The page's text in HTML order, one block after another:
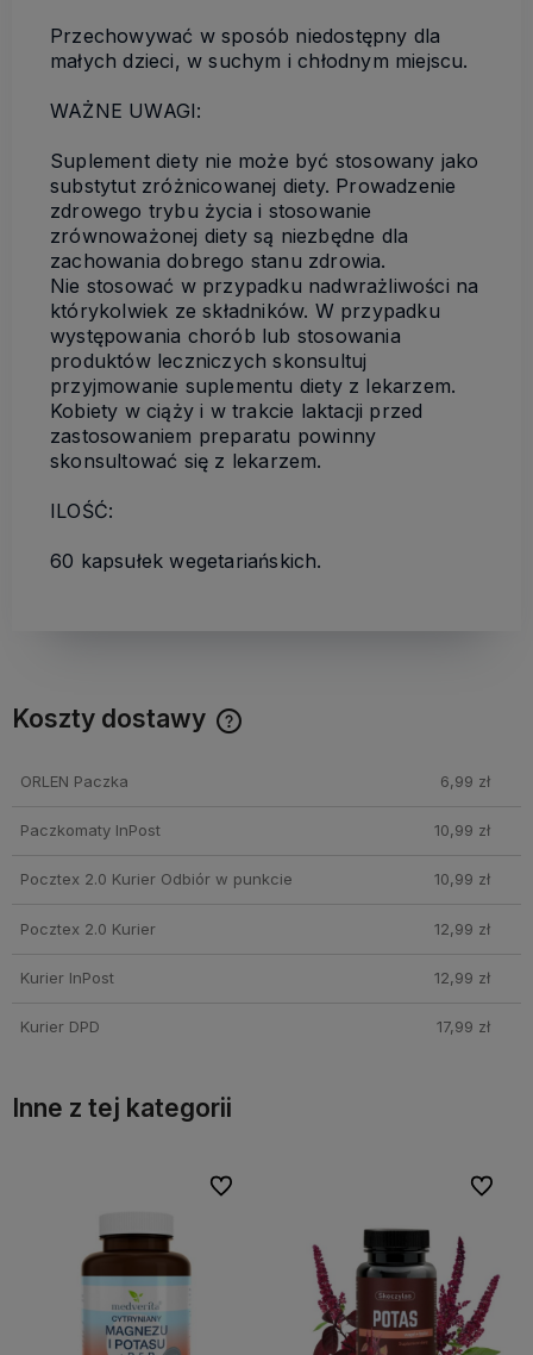
Przechowywać w sposób niedostępny dla
małych dzieci, w suchym i chłodnym miejscu.
WAŻNE UWAGI:
Suplement diety nie może być stosowany jako
substytut zróżnicowanej diety. Prowadzenie
zdrowego trybu życia i stosowanie
zrównoważonej diety są niezbędne dla
zachowania dobrego stanu zdrowia.
Nie stosować w przypadku nadwrażliwości na
którykolwiek ze składników. W przypadku
występowania chorób lub stosowania
produktów leczniczych skonsultuj
przyjmowanie suplementu diety z lekarzem.
Kobiety w ciąży i w trakcie laktacji przed
zastosowaniem preparatu powinny
skonsultować się z lekarzem.
ILOŚĆ:
60 kapsułek wegetariańskich.
Koszty dostawy
ORLEN Paczka 6,99 zł
Paczkomaty InPost 10,99 zł
Pocztex 2.0 Kurier Odbiór w punkcie 10,99 zł
Pocztex 2.0 Kurier 12,99 zł
Kurier InPost 12,99 zł
Kurier DPD 17,99 zł
Inne z tej kategorii
Do ulubionych
Do ulubionych Do
Do